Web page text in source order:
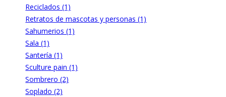
Reciclados (1)
Retratos de mascotas y personas (1)
Sahumerios (1)
Sala (1)
Santería (1)
Sculture pain (1)
Sombrero (2)
Soplado (2)